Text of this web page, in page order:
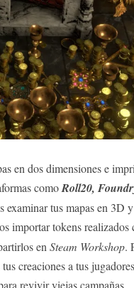
en dos dimensiones e
comoRoll20,
examinar tus mapas en 3D
importar tokens realizados
en Steam Workshop.
creaciones a tus
revivir viejas